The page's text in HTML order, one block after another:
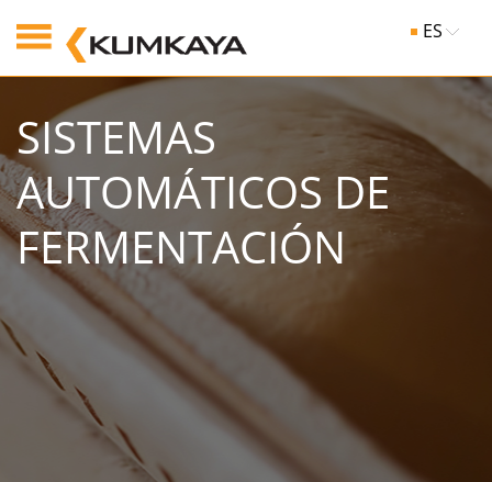
ES
SISTEMAS
AUTOMÁTICOS DE
FERMENTACIÓN